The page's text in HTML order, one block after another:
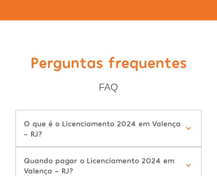
Perguntas frequentes
FAQ
O que é o Licenciamento 2024 em Valença
- RJ?
Quando pagar o Licenciamento 2024 em
Valença - RJ?